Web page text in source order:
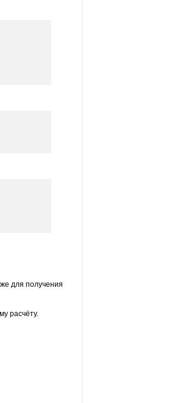
для получения
расчёту.